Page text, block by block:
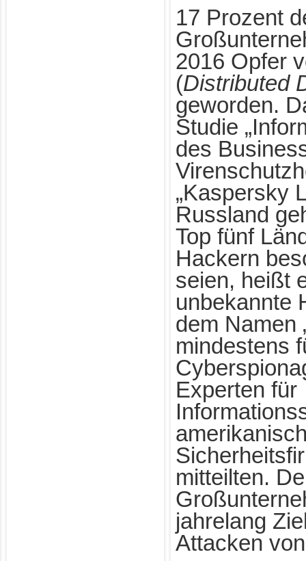
17 Prozent
2016 Opfer
(Distributed
geworden.
Studie
des
„Kaspersky
Russland
Top fünf
Hackern
seien, heißt
unbekannte
dem Namen
mindestens
Experten für
mitteilten.
jahrelang
Attacken